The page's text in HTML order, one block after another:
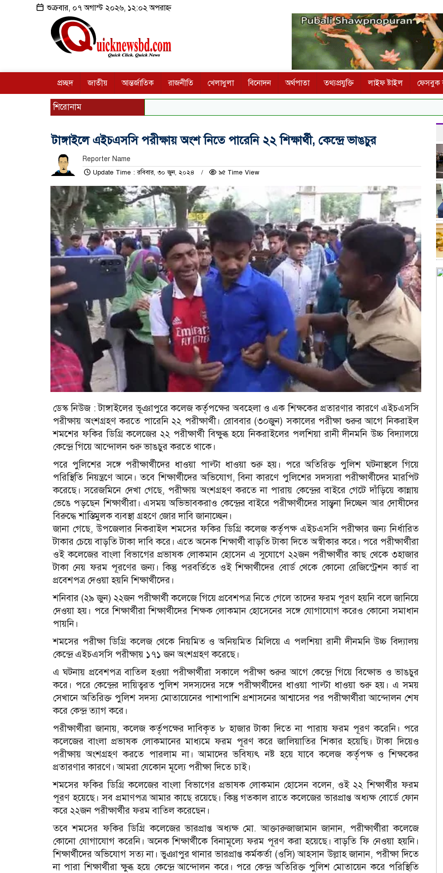
শুক্রবার, ০৭ অগাস্ট ২০২৬, ১২:০২ অপরাহ্ন
প্রচ্ছদ জাতীয় আন্তর্জাতিক রাজনীতি খেলাধুলা বিনোদন অর্থপাতা তথ্যপ্রযুক্তি লাইফ ষ্টাইল ফেসবুক
শিরোনাম
টাঙ্গাইলে এইচএস‌সি পরীক্ষায় অংশ নিতে পারেনি ২২ শিক্ষার্থী, কেন্দ্রে ভাঙচুর
Reporter Name
Update Time : রবিবার, ৩০ জুন, ২০২৪ ৯৫ Time View
ডেস্ক নিউজ :টাঙ্গাইলের ভূঞাপুরে ক‌লেজ কর্তৃপ‌ক্ষের অব‌হেলা ও এক শিক্ষ‌কের প্রতারণার কার‌ণে এইচএস‌সি
পরীক্ষায় অংশগ্রহণ কর‌তে পা‌রে‌নি ২২ পরীক্ষার্থী। রোববার (৩০জুন) সকা‌লের পরীক্ষা শুরুর আগে নিকরাইল
শমশের ফকির ডিগ্রি কলেজের ২২ পরীক্ষার্থী বিক্ষুব্ধ হ‌য়ে নিকরাইলের পল‌শিয়া রানী দীনম‌নি উচ্চ বিদ‌্যাল‌য়ে
কে‌ন্দ্রে গি‌য়ে আন্দোলন শুরু ভাঙচুর কর‌তে থা‌কে।
প‌রে পু‌লি‌শের সঙ্গে পরীক্ষার্থী‌দের ধাওয়া পাল্টা ধাওয়া শুরু হয়। প‌রে অতি‌রিক্ত পু‌লিশ ঘটনাস্থ‌লে গি‌য়ে
প‌রি‌স্থি‌তি নিয়ন্ত্রণে আনে।ত‌বে শিক্ষার্থী‌দের অভিযোগ, বিনা কার‌ণে পু‌লিশের সদস‌্যরা পরীক্ষার্থীদের মার‌পিট
করে‌ছে।স‌রেজ‌মি‌নে দেখা গে‌ছে, পরীক্ষায় অংশগ্রহণ করতে না পারায় কে‌ন্দ্রের বাইরে গে‌টে দা‌ঁড়ি‌য়ে কান্নায়
ভেঙে পড়ছেন শিক্ষার্থীরা। এসময় অভিভাবকরাও কে‌ন্দ্রের বাইরে পরীক্ষার্থী‌দের সান্ত্বনা দি‌চ্ছেন আর দোষী‌দের
বিরু‌দ্ধে শা‌স্তিমুলক ব‌্যবস্থা গ্রহ‌ণে জোর দাবি জানা‌চ্ছেন।
জানা গে‌ছে, উপ‌জেলার নিকরাইল শম‌সের ফ‌কির ডিগ্রি ক‌লে‌জ কর্তৃপক্ষ এইচএস‌সি পরীক্ষার জন‌্য নির্ধা‌রিত
টাকার চে‌য়ে বাড়‌তি টাকা দাবি ক‌রে। এতে অনেক শিক্ষার্থী বাড়‌তি টাকা দি‌তে অস্বীকার ক‌রে। প‌রে পরীক্ষার্থীরা
ওই ক‌লে‌জের বাংলা বিভা‌গের প্রভাষক লোকমান হো‌সেন এ সু‌যো‌গে ২২জন পরীক্ষার্থীর কাছ থে‌কে ৩হাজার
টাকা নেয় ফরম পূরণের জন‌্য। কিন্তু পরব‌র্তিতে ওই শিক্ষার্থী‌দের বোর্ড থে‌কে কোনো রে‌জি‌স্ট্রেশ‌ন কার্ড বা
প্রবেশপত্র দেওয়া হয়‌নি শিক্ষার্থী‌দের।
শ‌নিবার (২৯ জুন) ২২জন পরীক্ষার্থী ক‌লে‌জে গি‌য়ে প্রবেশপত্র নি‌তে গে‌লে তা‌দের ফরম পূরণ হয়নি ব‌লে জা‌নি‌য়ে
দেওয়া হয়। প‌রে শিক্ষার্থীরা শিক্ষার্থী‌দের শিক্ষক লোকমান হো‌সেনের সঙ্গে যোগা‌যোগ ক‌রেও কোনো সমাধান
পায়‌নি।
শম‌সের পরীক্ষা ডিগ্রি ক‌লেজ থে‌কে নিয়‌মিত ও অনিয়মিত মি‌লি‌য়ে এ পল‌শিয়া রানী দীনম‌নি উচ্চ বিদ‌্যালয়
কেন্দ্রে এইচএস‌সি পরীক্ষায় ১৭১ জন অংশগ্রহণ ক‌রে‌ছে।
এ ঘটনায় প্রবেশপত্র বা‌তিল হওয়া পরীক্ষার্থীরা সকা‌লে পরীক্ষা শুরুর আগে কে‌ন্দ্রে গি‌য়ে বি‌ক্ষোভ ও ভাঙচুর
ক‌রে। প‌রে কেন্দ্রের দা‌য়িত্বরত পু‌লি‌শ সদস‌্যদের সঙ্গে পরীক্ষার্থী‌দের ধাওয়া পাল্টা ধাওয়া শুরু হয়। এ সময়
সেখা‌নে অতিরিক্ত পু‌লিশ সদস‌্য মোতা‌য়েনের পাশাপা‌শি প্রশাস‌নের আশ্বা‌সের পর পরীক্ষার্থীরা আন্দোলন শেষ
ক‌রে কেন্দ্র ত‌্যাগ ক‌রে।
পরীক্ষার্থীরা জানায়, কলেজ কর্তৃপক্ষের দাবিকৃত ৮ হাজার টাকা দি‌তে না পারায় ফরম পূরণ ক‌রে‌নি। প‌রে
ক‌লে‌জের বাংলা প্রভাষক লোকমানের মাধ্যমে ফরম পূরণ করে জালিয়াতির শিকার হ‌য়ে‌ছি। টাকা দি‌য়েও
পরীক্ষায় অংশগ্রহণ কর‌তে পারলাম না। আমা‌দের ভ‌বিষ‌্যৎ নষ্ট হ‌য়ে যা‌বে কলেজ কর্তৃপক্ষ ও শিক্ষ‌কের
প্রতারণার কার‌ণে। আমরা যেকোন মূ‌ল্যে পরীক্ষা দি‌তে চাই।
শম‌সের ফ‌কির ডিগ্রি ক‌লে‌জের বাংলা‌ বিভা‌গের প্রভাষক লোকমান হো‌সেন ব‌লেন, ওই ২২ শিক্ষার্থীর ফরম
পূরণ হ‌য়ে‌ছে। সব প্রমাণপত্র আমার কা‌ছে র‌য়ে‌ছে। কিন্তু গতকাল রা‌তে ক‌লে‌জের ভারপ্রাপ্ত অধ‌্যক্ষ বো‌র্ডে ফোন
ক‌রে ২২জন পরীক্ষার্থীর ফরম বা‌তিল ক‌রেছেন।
ত‌বে শম‌সের ফ‌কির ডিগ্রি ক‌লে‌জের ভারপ্রাপ্ত অধ‌্যক্ষ মো. আক্তারুজাজামান জানান, পরীক্ষার্থীরা ক‌লে‌জে‌
কোনো যোগাযোগ করেনি। অনেক শিক্ষার্থী‌কে বিনামূ‌ল্যে ফরম পূরণ করা হ‌য়ে‌ছে। বাড়‌তি ফি নেওয়া হয়‌নি।
শিক্ষার্থী‌দের অভিযোগ সত‌্য না।ভুঞাপুর থানার ভারপ্রাপ্ত কর্মকর্তা (ও‌সি) আহসান উল্লাহ জানান, পরীক্ষা দি‌তে
না পারা শিক্ষার্থীরা ক্ষুব্ধ হ‌য়ে কে‌ন্দ্রে আন্দোলন ক‌রে। ‌প‌রে কেন্দ্র অ‌তি‌রিক্ত পু‌লিশ মোতা‌য়েন ক‌রে প‌রি‌স্থি‌তি